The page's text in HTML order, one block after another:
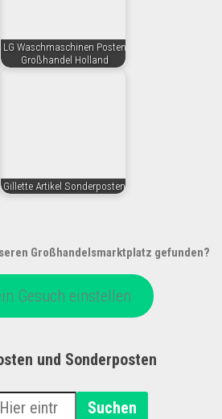
LG Waschmaschinen Posten
Großhandel Holland
Gillette Artikel Sonderposten
Großhandelsmarktplatz gefunden?
Gesuch einstellen
und Sonderposten
Suchen